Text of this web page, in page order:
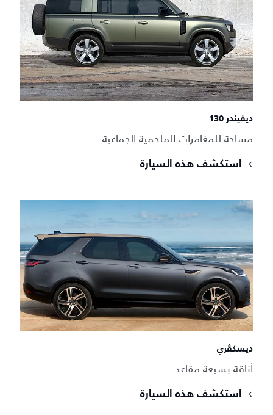
ديفيندر 130
مساحة للمغامرات الملحمية الجماعية
استكشف هذه السيارة
ديسكڤري
أناقة بسبعة مقاعد.
استكشف هذه السيارة